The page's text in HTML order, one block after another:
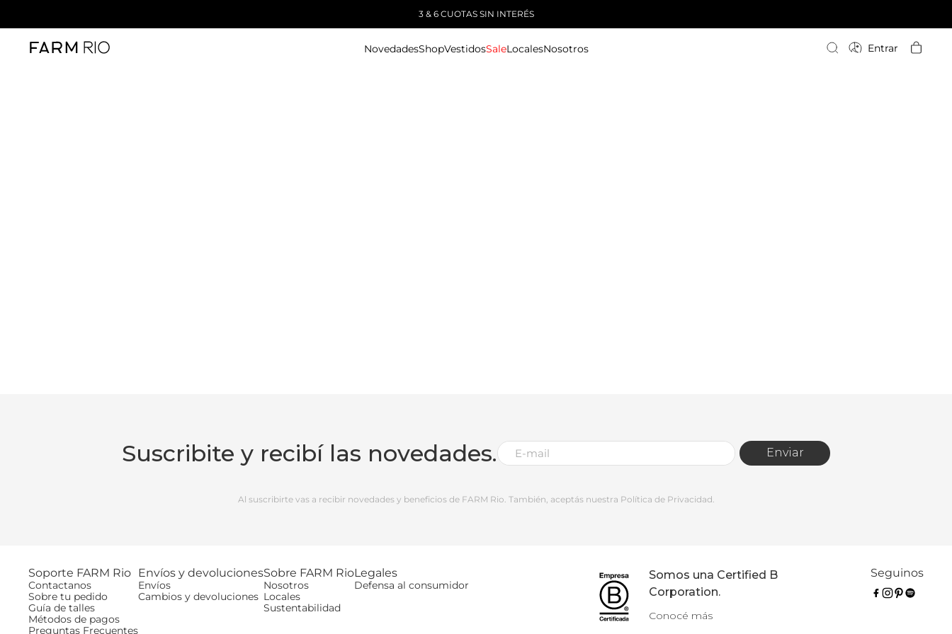
3 & 6 CUOTAS SIN INTERÉS
NovedadesShopVestidosSaleLocalesNosotros Entrar
Suscribite y recibí las novedades. Enviar
Al suscribirte vas a recibir novedades y beneficios de FARM Rio. También, aceptás nuestra Política de Privacidad.
Soporte FARM Rio
Contactanos
Sobre tu pedido
Guía de talles
Métodos de pagos
Preguntas Frecuentes
Envíos y devoluciones
Envíos
Cambios y devoluciones
Sobre FARM Rio
Nosotros
Locales
Sustentabilidad
Legales
Defensa al consumidor
Somos una Certified B
Corporation.
Conocé más
Seguinos